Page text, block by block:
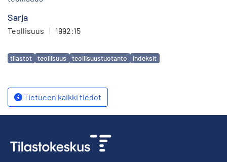
Sarja
Teollisuus | 1992:15
Avainsanat
tilastot teollisuus teollisuustuotanto indeksit
Tietueen kaikki tiedot